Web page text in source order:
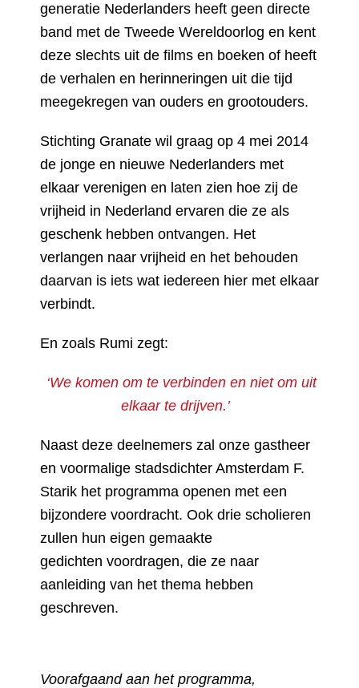
generatie Nederlanders heeft geen directe
band met de Tweede Wereldoorlog en kent
deze slechts uit de films en boeken of heeft
de verhalen en herinneringen uit die tijd
meegekregen van ouders en grootouders.
Stichting Granate wil graag op 4 mei 2014
de jonge en nieuwe Nederlanders met
elkaar verenigen en laten zien hoe zij de
vrijheid in Nederland ervaren die ze als
geschenk hebben ontvangen. Het
verlangen naar vrijheid en het behouden
daarvan is iets wat iedereen hier met elkaar
verbindt.
En zoals Rumi zegt:
‘We komen om te verbinden en niet om uit
elkaar te drijven.’
Naast deze deelnemers zal onze gastheer
en voormalige stadsdichter Amsterdam F.
Starik het programma openen met een
bijzondere voordracht. Ook drie scholieren
zullen hun eigen gemaakte
gedichten voordragen, die ze naar
aanleiding van het thema hebben
geschreven.
Voorafgaand aan het programma,